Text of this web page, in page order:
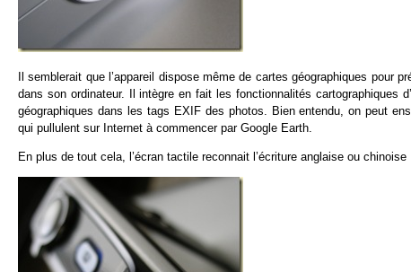
Il semblerait que l’appareil dispose même de cartes géographiques pour
dans son ordinateur. Il intègre en fait les fonctionnalités cartographiques
géographiques dans les tags EXIF des photos. Bien entendu, on peut
qui pullulent sur Internet à commencer par Google Earth.
En plus de tout cela, l’écran tactile reconnait l’écriture anglaise ou chinoise